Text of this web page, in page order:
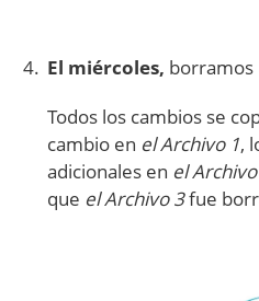
El miércoles, borramos
Todos los cambios se
cambio en el Archivo 1,
adicionales en el
que el Archivo 3fue